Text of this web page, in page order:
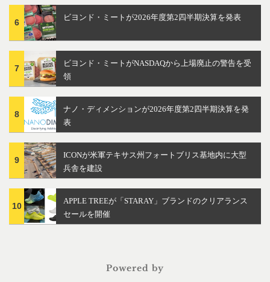
6
ビヨンド・ミートが2026年度第2四半期決算を発表
7
ビヨンド・ミートがNASDAQから上場廃止の警告を受
領
8
ナノ・ディメンションが2026年度第2四半期決算を発
表
9
ICONが米軍テキサス州フォートブリス基地内に大型
兵舎を建設
10
APPLE TREEが「STARAY」ブランドのクリアランス
セールを開催
Powered by